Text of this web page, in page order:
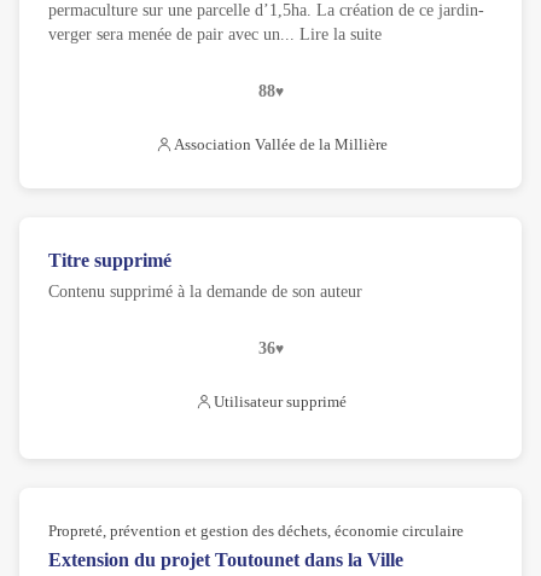
permaculture sur une parcelle d’1,5ha. La création de ce jardin-
verger sera menée de pair avec un... Lire la suite
88
Association Vallée de la Millière
Titre supprimé
Contenu supprimé à la demande de son auteur
36
Utilisateur supprimé
Propreté, prévention et gestion des déchets, économie circulaire
Extension du projet Toutounet dans la Ville